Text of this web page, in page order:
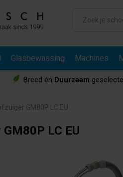
Glasbewassing Machines
Breed én Duurzaam
GM80P LC EU
LC EU